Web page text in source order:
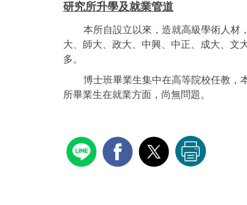
研究所升學及就業管道
本所自設立以來，造就高級學術人材
大、師大、政大、中興、中正、成大、文
多。
博士班畢業生集中在高等院校任教，
所畢業生在就業方面，尚無問題。